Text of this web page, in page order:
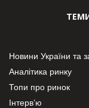
Новини України та
Аналітика ринку
Топи про ринок
Інтерв’ю